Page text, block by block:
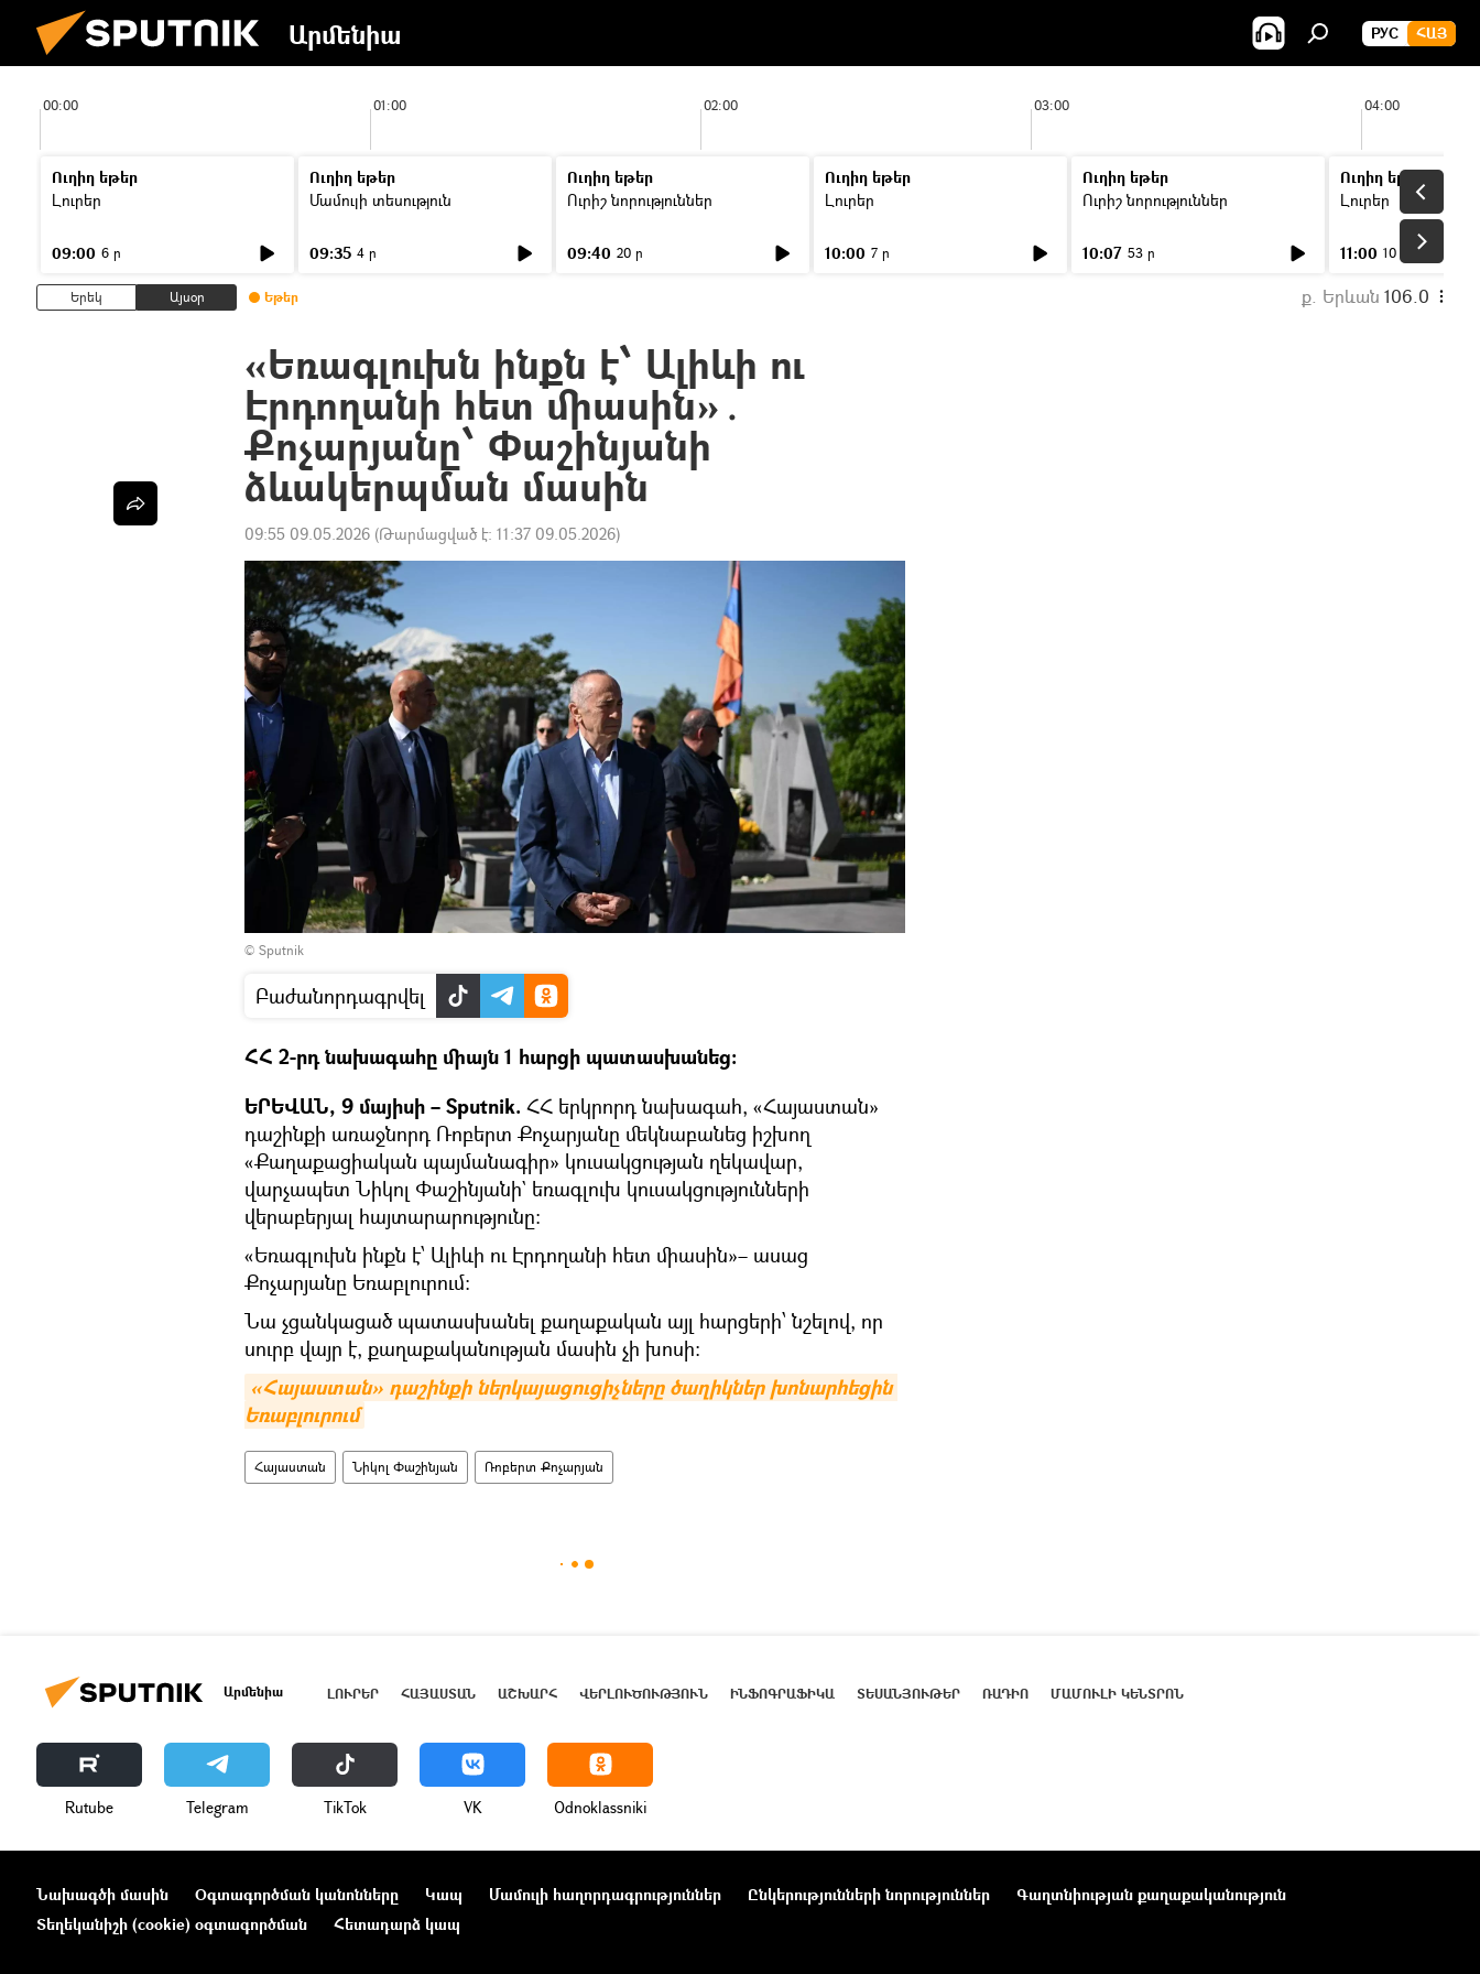
Արմենիա РУС ՀԱՅ
00:00 01:00 02:00 03:00 04:00
Ուղիղ եթեր
Լուրեր
09:00 6 ր
Ուղիղ եթեր
Մամուլի տեսություն
09:35 4 ր
Ուղիղ եթեր
Ուրիշ նորություններ
09:40 20 ր
Ուղիղ եթեր
Լուրեր
10:00 7 ր
Ուղիղ եթեր
Ուրիշ նորություններ
10:07 53 ր
Ուղիղ եթեր
Լուրեր
11:00 10 ր
Երեկ Այսօր Եթեր ք. Երևան 106.0
«Եռագլուխն ինքն է՝ Ալիևի ու
Էրդողանի հետ միասին»․
Քոչարյանը՝ Փաշինյանի
ձևակերպման մասին
09:55 09.05.2026 (Թարմացված է: 11:37 09.05.2026)
© Sputnik
Բաժանորդագրվել
ՀՀ 2-րդ նախագահը միայն 1 հարցի պատասխանեց։
ԵՐԵՎԱՆ, 9 մայիսի – Sputnik. ՀՀ երկրորդ նախագահ, «Հայաստան»
դաշինքի առաջնորդ Ռոբերտ Քոչարյանը մեկնաբանեց իշխող
«Քաղաքացիական պայմանագիր» կուսակցության ղեկավար,
վարչապետ Նիկոլ Փաշինյանի` եռագլուխ կուսակցությունների
վերաբերյալ հայտարարությունը։
«Եռագլուխն ինքն է՝ Ալիևի ու Էրդողանի հետ միասին»– ասաց
Քոչարյանը Եռաբլուրում։
Նա չցանկացած պատասխանել քաղաքական այլ հարցերի՝ նշելով, որ
սուրբ վայր է, քաղաքականության մասին չի խոսի։
«Հայաստան» դաշինքի ներկայացուցիչները ծաղիկներ խոնարհեցին
Եռաբլուրում
Հայաստան Նիկոլ Փաշինյան Ռոբերտ Քոչարյան
Արմենիա ԼՈՒՐԵՐ ՀԱՅԱՍՏԱՆ ԱՇԽԱՐՀ ՎԵՐԼՈՒԾՈՒԹՅՈՒՆ ԻՆՖՈԳՐԱՖԻԿԱ ՏԵՍԱՆՅՈՒԹԵՐ ՌԱԴԻՈ ՄԱՄՈՒԼԻ ԿԵՆՏՐՈՆ
Rutube Telegram ТikТоk VK Odnoklassniki
Նախագծի մասին Օգտագործման կանոնները Կապ Մամուլի հաղորդագրություններ Ընկերությունների նորություններ
Գաղտնիության քաղաքականություն
Տեղեկանիշի (cookie) օգտագործման
Հետադարձ կապ